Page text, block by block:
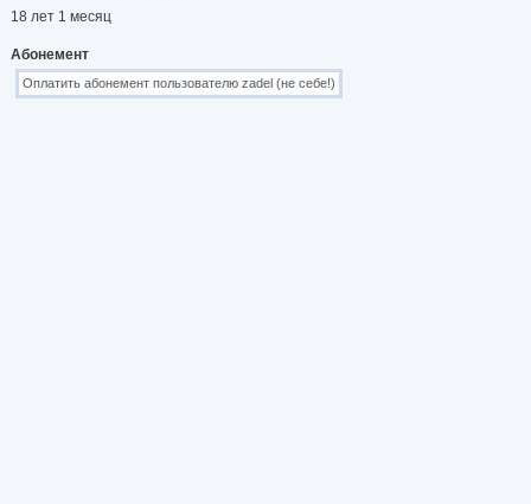
18 лет 1 месяц
Абонемент